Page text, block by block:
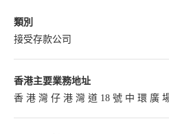
類別
接受存款公司
香港主要業務地址
香 港 灣 仔 港 灣 道 18 號 中 環 廣